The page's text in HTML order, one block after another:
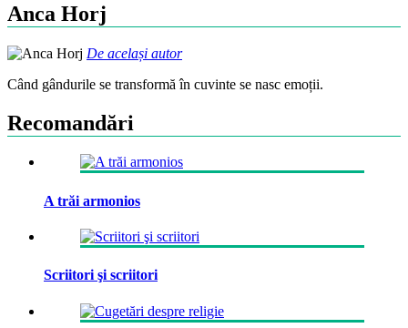
Anca Horj
De același autor
Când gândurile se transformă în cuvinte se nasc emoții.
Recomandări
A trăi armonios
Scriitori şi scriitori